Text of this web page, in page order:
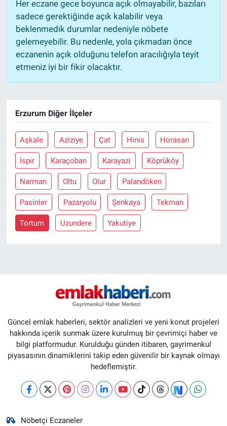
Her eczane gece boyunca açık olmayabilir, bazıları
sadece gerektiğinde açık kalabilir veya
beklenmedik durumlar nedeniyle nöbete
gelemeyebilir. Bu nedenle, yola çıkmadan önce
eczanenin açık olduğunu telefon aracılığıyla teyit
etmeniz iyi bir fikir olacaktır.
Erzurum Diğer İlçeler
Aşkale Aziziye Çat Hinis Horasan
İspir Karaçoban Karayazi Köprüköy
Narman Oltu Olur Palandöken
Pasinler Pazaryolu Şenkaya Tekman
Tortum Uzundere Yakutiye
Güncel emlak haberleri, sektör analizleri ve yeni konut projeleri
hakkında içerik sunmak üzere kurulmuş bir çevrimiçi haber ve
bilgi platformudur. Kurulduğu günden itibaren, gayrimenkul
piyasasının dinamiklerini takip eden güvenilir bir kaynak olmayı
hedeflemiştir.
Nöbetçi Eczaneler